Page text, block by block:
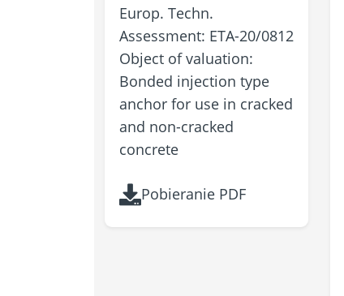
Europ. Techn.
Assessment: ETA-20/0812
Object of valuation: ​​​​​​​
Bonded injection type
anchor for use in cracked
and non-cracked
concrete
Pobieranie PDF